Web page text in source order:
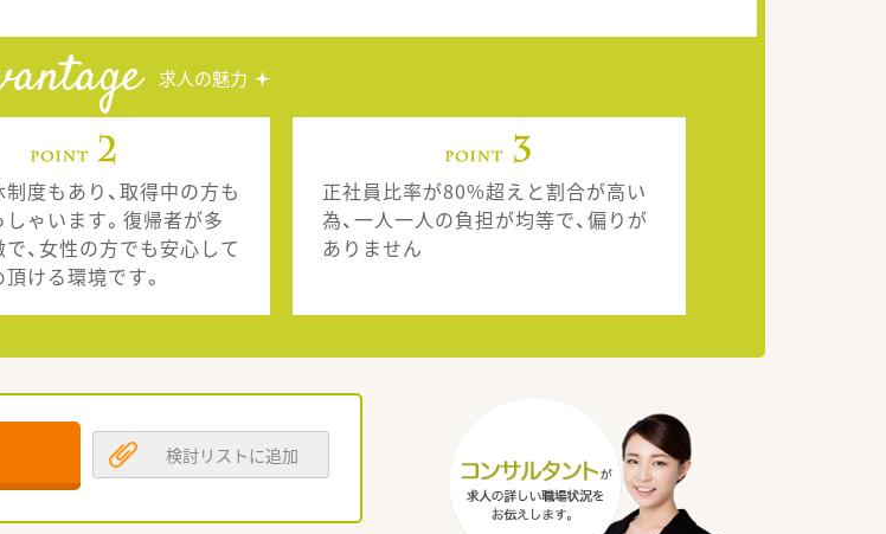
求人の魅力
度もあり、取得中の方も
ゃいます。復帰者が多
、女性の方でも安心して
ける環境です。
正社員比率が80%超えと割合が高い
為、一人一人の負担が均等で、偏りが
ありません
検討リストに追加